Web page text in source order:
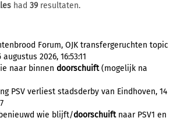
had 39resultaten.
Forum, OJK transfergeruchten topic
2026, 16:53:11
naar binnen doorschuift(mogelijk na
PSV verliest stadsderby van Eindhoven, 14
wie blijft/doorschuiftnaar PSV1 en